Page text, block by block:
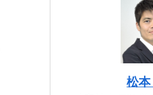
松